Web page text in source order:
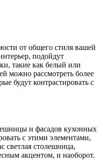
от общего стиля вашей
подойдут
такие как белый или
можно рассмотреть более
будут контрастировать с
и фасадов кухонных
с этими элементами,
светлая столешница,
акцентом, и наоборот.